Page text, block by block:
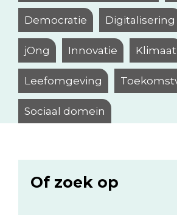
Democratie Digitalisering
jOng Innovatie Klimaat
Leefomgeving
Sociaal domein
Of zoek op